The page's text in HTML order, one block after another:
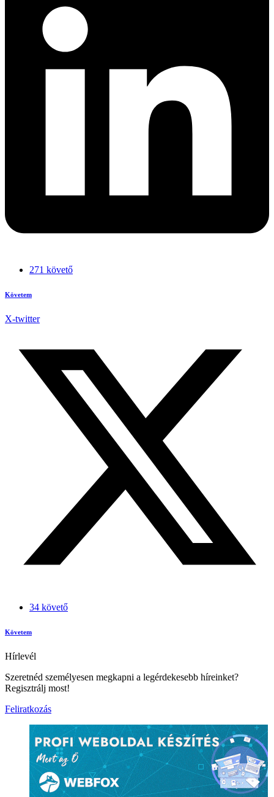
271 követő
Követem
X-twitter
34 követő
Követem
Hírlevél
Szeretnéd személyesen megkapni a legérdekesebb híreinket?
Regisztrálj most!
Feliratkozás